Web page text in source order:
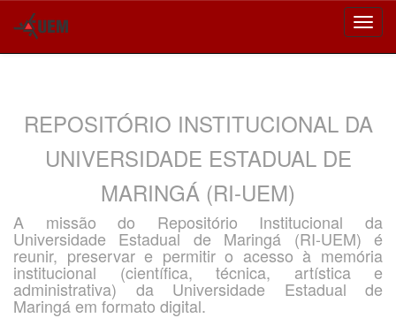
REPOSITÓRIO INSTITUCIONAL DA
UNIVERSIDADE ESTADUAL DE
MARINGÁ (RI-UEM)
A missão do Repositório Institucional da
Universidade Estadual de Maringá (RI-UEM) é
reunir, preservar e permitir o acesso à memória
institucional (científica, técnica, artística e
administrativa) da Universidade Estadual de
Maringá em formato digital.